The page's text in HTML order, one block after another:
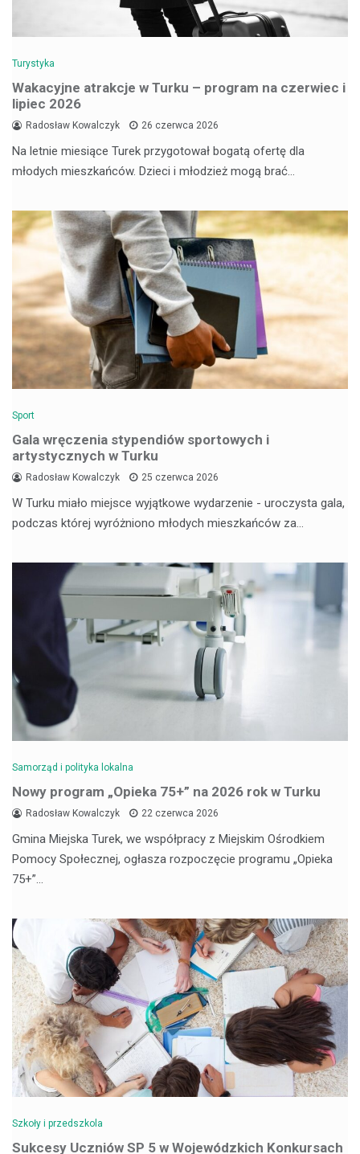
Turystyka
Wakacyjne atrakcje w Turku – program na czerwiec i
lipiec 2026
Radosław Kowalczyk 26 czerwca 2026
Na letnie miesiące Turek przygotował bogatą ofertę dla
młodych mieszkańców. Dzieci i młodzież mogą brać…
Sport
Gala wręczenia stypendiów sportowych i
artystycznych w Turku
Radosław Kowalczyk 25 czerwca 2026
W Turku miało miejsce wyjątkowe wydarzenie - uroczysta gala,
podczas której wyróżniono młodych mieszkańców za…
Samorząd i polityka lokalna
Nowy program „Opieka 75+” na 2026 rok w Turku
Radosław Kowalczyk 22 czerwca 2026
Gmina Miejska Turek, we współpracy z Miejskim Ośrodkiem
Pomocy Społecznej, ogłasza rozpoczęcie programu „Opieka
75+”…
Szkoły i przedszkola
Sukcesy Uczniów SP 5 w Wojewódzkich Konkursach